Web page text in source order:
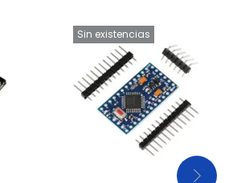
Sin existencias